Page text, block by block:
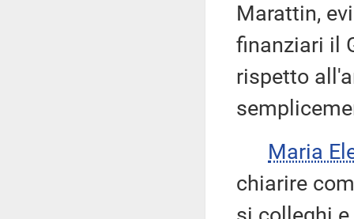
Marattin,
finanziari il
rispetto
Maria
chiarire